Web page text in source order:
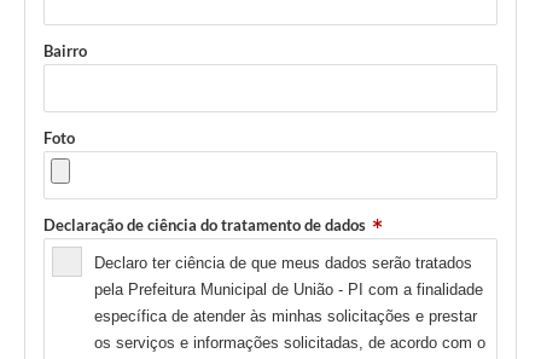
Bairro
Foto
Declaração de ciência do tratamento de dados
Declaro ter ciência de que meus dados serão tratados
pela Prefeitura Municipal de União - PI com a finalidade
específica de atender às minhas solicitações e prestar
os serviços e informações solicitadas, de acordo com o